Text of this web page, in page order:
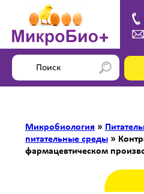
Микробиология »
питательные среды »
фармацевтическом